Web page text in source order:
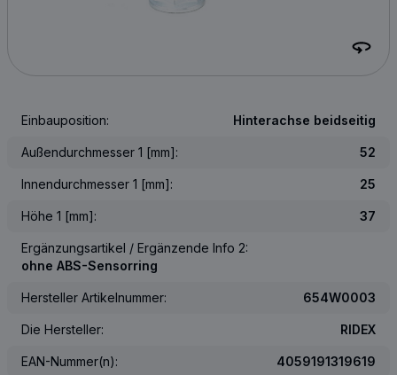
Einbauposition: Hinterachse beidseitig
Außendurchmesser 1 [mm]: 52
Innendurchmesser 1 [mm]: 25
Höhe 1 [mm]: 37
Ergänzungsartikel / Ergänzende Info 2:
ohne ABS-Sensorring
Hersteller Artikelnummer: 654W0003
Die Hersteller: RIDEX
EAN-Nummer(n): 4059191319619